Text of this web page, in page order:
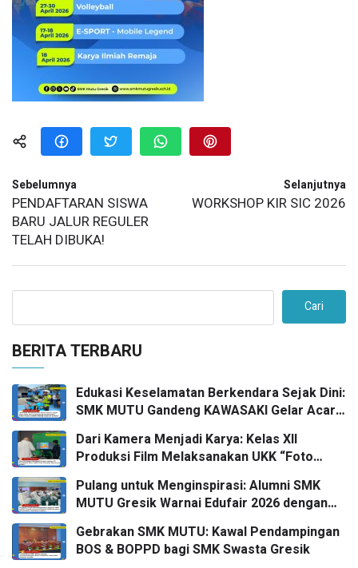
Sebelumnya
PENDAFTARAN SISWA
BARU JALUR REGULER
TELAH DIBUKA!
Selanjutnya
WORKSHOP KIR SIC 2026
Cari
BERITA TERBARU
Edukasi Keselamatan Berkendara Sejak Dini:
SMK MUTU Gandeng KAWASAKI Gelar Acara
Dari Kamera Menjadi Karya: Kelas XII
Produksi Film Melaksanakan UKK “Foto
Pulang untuk Menginspirasi: Alumni SMK
MUTU Gresik Warnai Edufair 2026 dengan
Gebrakan SMK MUTU: Kawal Pendampingan
BOS & BOPPD bagi SMK Swasta Gresik